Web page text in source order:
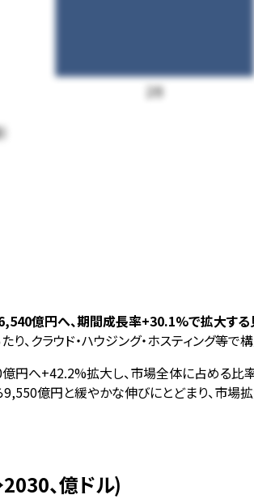
28
億円へ、期間成長率+30.1%で拡大する
クラウド・ハウジング・ホスティング等で構
円へ+42.2%拡大し、市場全体に占める
億円と緩やかな伸びにとどまり、市場
、億ドル)